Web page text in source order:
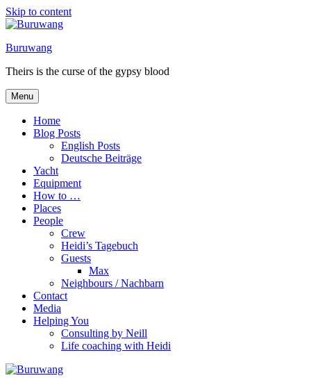
Skip to content
Buruwang
Theirs is the curse of the gypsy blood
Menu
Home
Blog Posts
English Posts
Deutsche Beiträge
Yacht
Equipment
How to …
Places
People
Crew
Heidi’s Tagebuch
Guests
Max
Neighbours / Nachbarn
Contact
Media
Helping You
Consulting by Neill
Life coaching with Heidi